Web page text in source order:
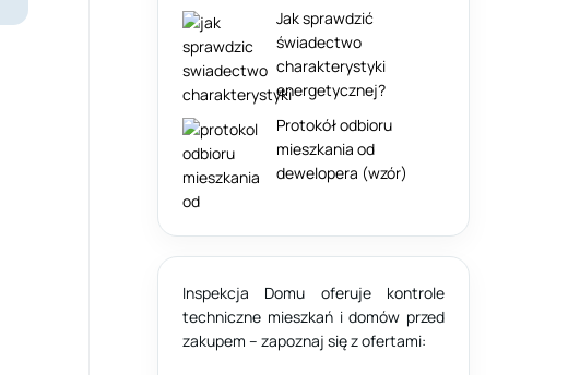
Jak sprawdzić
świadectwo
charakterystyki
energetycznej?
Protokół odbioru
mieszkania od
dewelopera (wzór)
Inspekcja Domu oferuje kontrole
techniczne mieszkań i domów przed
zakupem – zapoznaj się z ofertami: